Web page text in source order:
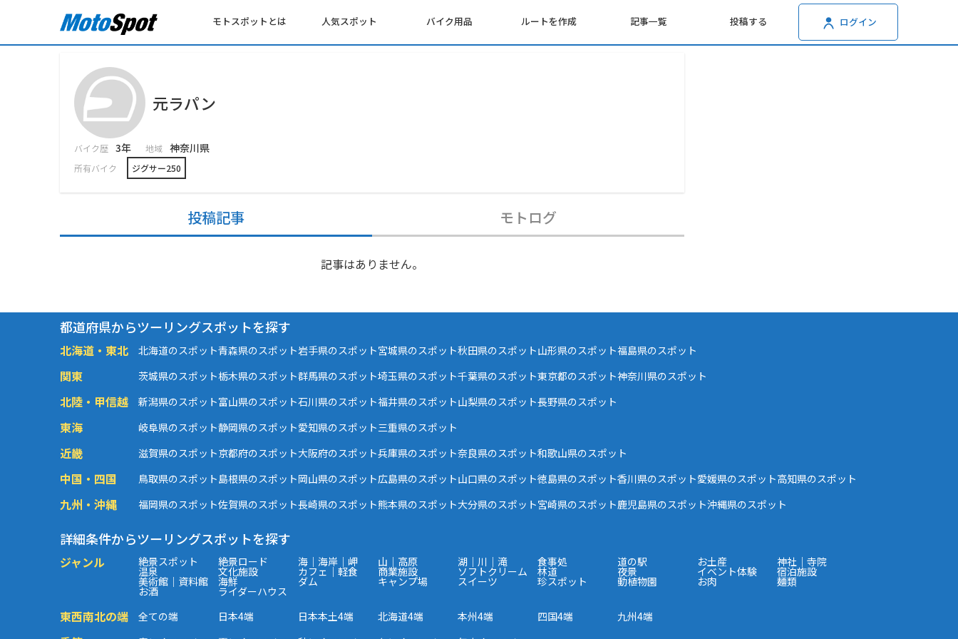
モトスポットとは 人気スポット バイク用品 ルートを作成 記事一覧 投稿する ログイン
元ラパン
バイク歴 3年 地域 神奈川県
所有バイク ジグサー250
投稿記事 モトログ
記事はありません。
都道府県からツーリングスポットを探す
北海道・東北 北海道のスポット青森県のスポット岩手県のスポット宮城県のスポット秋田県のスポット山形県のスポット福島県のスポット
関東 茨城県のスポット栃木県のスポット群馬県のスポット埼玉県のスポット千葉県のスポット東京都のスポット神奈川県のスポット
北陸・甲信越 新潟県のスポット富山県のスポット石川県のスポット福井県のスポット山梨県のスポット長野県のスポット
東海 岐阜県のスポット静岡県のスポット愛知県のスポット三重県のスポット
近畿 滋賀県のスポット京都府のスポット大阪府のスポット兵庫県のスポット奈良県のスポット和歌山県のスポット
中国・四国 鳥取県のスポット島根県のスポット岡山県のスポット広島県のスポット山口県のスポット徳島県のスポット香川県のスポット愛媛県のスポット高知県のスポット
九州・沖縄 福岡県のスポット佐賀県のスポット長崎県のスポット熊本県のスポット大分県のスポット宮崎県のスポット鹿児島県のスポット沖縄県のスポット
詳細条件からツーリングスポットを探す
ジャンル 絶景スポット 絶景ロード 海｜海岸｜岬 山｜高原 湖｜川｜滝 食事処 道の駅 お土産 神社｜寺院
温泉 文化施設 カフェ｜軽食 商業施設 ソフトクリーム 林道 夜景 イベント体験 宿泊施設
美術館｜資料館 海鮮 ダム キャンプ場 スイーツ 珍スポット 動植物園 お肉 麺類
お酒 ライダーハウス
東西南北の端 全ての端 日本4端 日本本土4端 北海道4端 本州4端 四国4端 九州4端